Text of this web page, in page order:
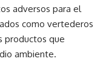
adversos para el
como vertederos
productos que
ambiente.